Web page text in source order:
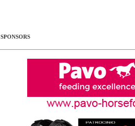
SPONSORS